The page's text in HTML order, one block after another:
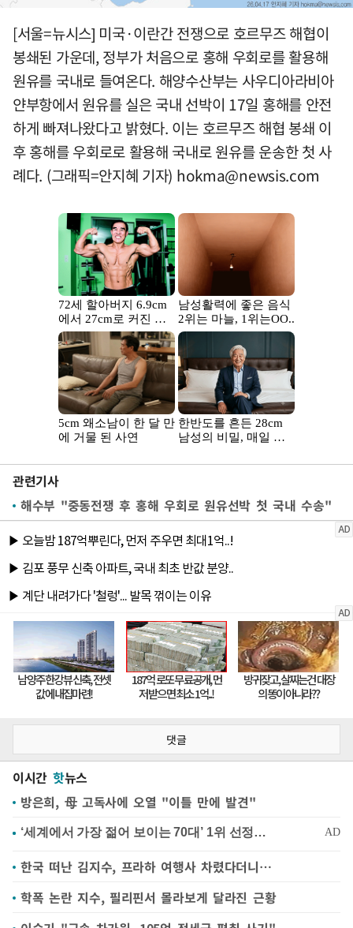
[서울=뉴시스] 미국·이란간 전쟁으로 호르무즈 해협이
봉쇄된 가운데, 정부가 처음으로 홍해 우회로를 활용해
원유를 국내로 들여온다. 해양수산부는 사우디아라비아
얀부항에서 원유를 실은 국내 선박이 17일 홍해를 안전
하게 빠져나왔다고 밝혔다. 이는 호르무즈 해협 봉쇄 이
후 홍해를 우회로로 활용해 국내로 원유를 운송한 첫 사
례다. (그래픽=안지혜 기자) hokma@newsis.com
관련기사
해수부 "중동전쟁 후 홍해 우회로 원유선박 첫 국내 수송"
댓글
이시간 핫뉴스
방은희, 母 고독사에 오열 "이틀 만에 발견"
한국 떠난 김지수, 프라하 여행사 차렸다더니…
학폭 논란 지수, 필리핀서 몰라보게 달라진 근황